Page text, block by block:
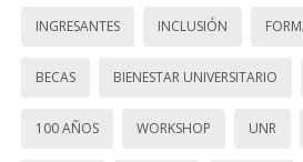
INGRESANTES INCLUSIÓN
BECAS BIENESTAR UNIVERSITARIO
100 AÑOS WORKSHOP UNR